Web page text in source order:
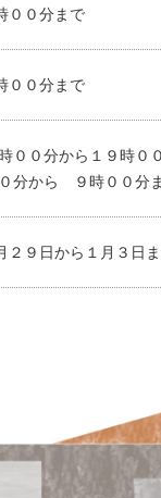
００分まで
００分まで
００分から１９時０
分から ９時００分
２９日から１月３日